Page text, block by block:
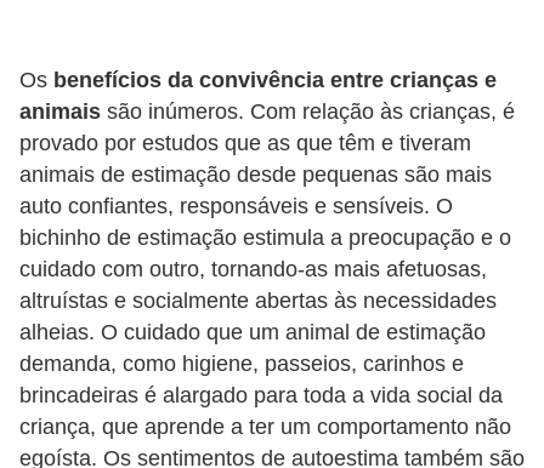
Os benefícios da convivência entre crianças e
animais são inúmeros. Com relação às crianças, é
provado por estudos que as que têm e tiveram
animais de estimação desde pequenas são mais
auto confiantes, responsáveis e sensíveis. O
bichinho de estimação estimula a preocupação e o
cuidado com outro, tornando-as mais afetuosas,
altruístas e socialmente abertas às necessidades
alheias. O cuidado que um animal de estimação
demanda, como higiene, passeios, carinhos e
brincadeiras é alargado para toda a vida social da
criança, que aprende a ter um comportamento não
egoísta. Os sentimentos de autoestima também são
e
r
e
a
d
o
a
r
F